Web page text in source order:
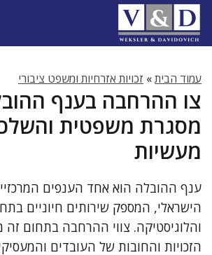
לדלג
לתוכן
עמוד הבית» זכויות אזרחיות ומשפט ציבורי
צו ההרחבה בענף
מסגרת משפטית
מעשיות
ענף ההובלה הוא אחד הענפים
הישראלי, המספק שירותים חיוניים
והלוגיסטיקה. צווי ההרחבה בתחום זה
הזכויות והחובות של העובדים